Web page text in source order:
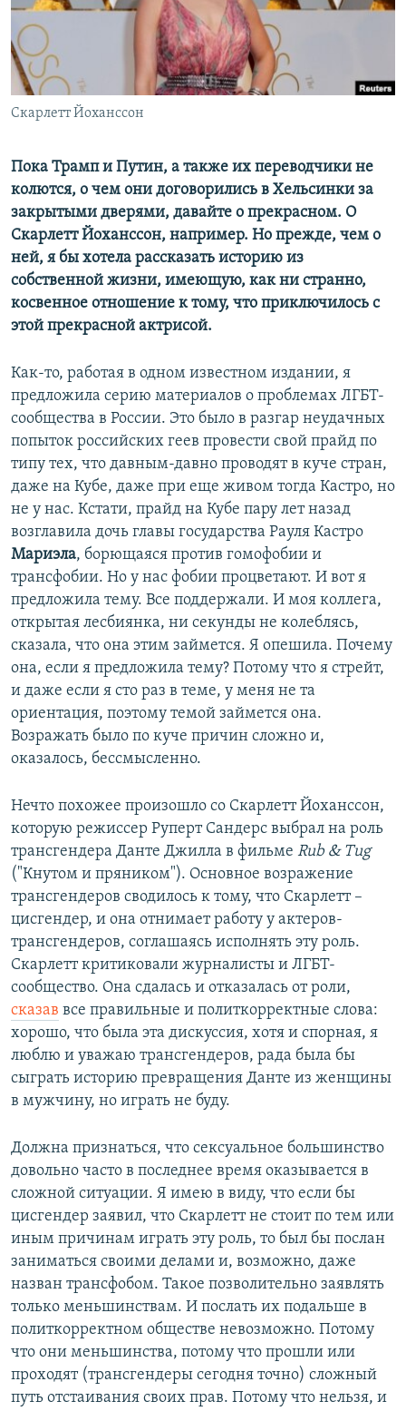
ПОБЕДИТЕЛЕЙ НЕ СУДЯТ?
КРЫМ.НЕПОКОРЕННЫЙ
ELIFBE
УКРАИНСКАЯ ПРОБЛЕМА КРЫМА
ПРИСОЕДИНЯЙТЕСЬ!
Скарлетт Йоханссон
Пока Трамп и Путин, а также их переводчики не
колются, о чем они договорились в Хельсинки за
закрытыми дверями, давайте о прекрасном. О
Скарлетт Йоханссон, например. Но прежде, чем о
ней, я бы хотела рассказать историю из
собственной жизни, имеющую, как ни странно,
косвенное отношение к тому, что приключилось с
этой прекрасной актрисой.​
Как-то, работая в одном известном издании, я
предложила серию материалов о проблемах ЛГБТ-
сообщества в России. Это было в разгар неудачных
попыток российских геев провести свой прайд по
типу тех, что давным-давно проводят в куче стран,
даже на Кубе, даже при еще живом тогда Кастро, но
не у нас. Кстати, прайд на Кубе пару лет назад
возглавила дочь главы государства Рауля Кастро
Мариэла, борющаяся против гомофобии и
трансфобии. Но у нас фобии процветают. И вот я
предложила тему. Все поддержали. И моя коллега,
открытая лесбиянка, ни секунды не колеблясь,
сказала, что она этим займется. Я опешила. Почему
она, если я предложила тему? Потому что я стрейт,
и даже если я сто раз в теме, у меня не та
ориентация, поэтому темой займется она.
Возражать было по куче причин сложно и,
оказалось, бессмысленно.
Нечто похожее произошло со Скарлетт Йоханссон,
которую режиссер Руперт Сандерс выбрал на роль
трансгендера Данте Джилла в фильме Rub & Tug
("Кнутом и пряником"). Основное возражение
трансгендеров сводилось к тому, что Скарлетт –
цисгендер, и она отнимает работу у актеров-
трансгендеров, соглашаясь исполнять эту роль.
Скарлетт критиковали журналисты и ЛГБТ-
сообщество. Она сдалась и отказалась от роли,
сказав все правильные и политкорректные слова:
хорошо, что была эта дискуссия, хотя и спорная, я
люблю и уважаю трансгендеров, рада была бы
сыграть историю превращения Данте из женщины
в мужчину, но играть не буду.
Должна признаться, что сексуальное большинство
довольно часто в последнее время оказывается в
сложной ситуации. Я имею в виду, что если бы
цисгендер заявил, что Скарлетт не стоит по тем или
иным причинам играть эту роль, то был бы послан
заниматься своими делами и, возможно, даже
назван трансфобом. Такое позволительно заявлять
только меньшинствам. И послать их подальше в
политкорректном обществе невозможно. Потому
что они меньшинства, потому что прошли или
проходят (трансгендеры сегодня точно) сложный
путь отстаивания своих прав. Потому что нельзя, и